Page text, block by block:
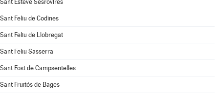
Sant Esteve Sesrovires
Sant Feliu de Codines
Sant Feliu de Llobregat
Sant Feliu Sasserra
Sant Fost de Campsentelles
Sant Fruitós de Bages